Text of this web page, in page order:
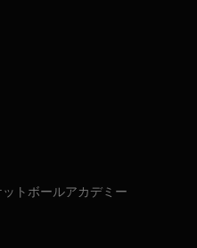
トボールアカデミー